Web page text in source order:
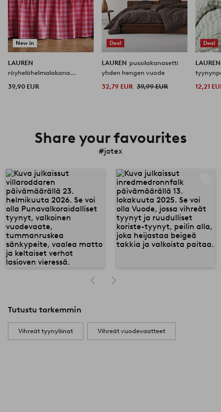
New in
LAUREN
röyhelöhelmalakana
39,90 EUR
Deal
LAUREN pussilakanasetti
yhden hengen vuode
32,79 EUR 39,99 EUR
Deal
12,21
Share your favourites
#jotex
Tutustu tarkemmin
Vihreät tyynyliinat Vihreät vuodevaatteet